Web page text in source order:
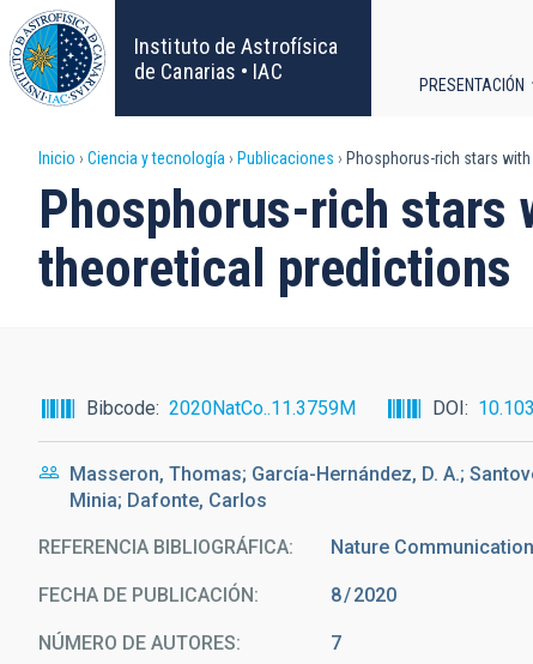
Pasar
al
contenido
principal
Instituto de Astrofísica
de Canarias • IAC
principal
PRESENTACIÓN
Sobrescribir
enlaces
de
a
la
navegación
Inicio Ciencia y tecnología Publicaciones Phosphorus-rich stars
Phosphorus-rich stars
theoretical predictions
Bibcode 2020NatCo..11.3759M DOI
Masseron, Thomas; García-Hernández, D. A.;
Minia; Dafonte, Carlos
REFERENCIA BIBLIOGRÁFICA Nature
FECHA DE PUBLICACIÓN: 8 2020
NÚMERO DE AUTORES 7